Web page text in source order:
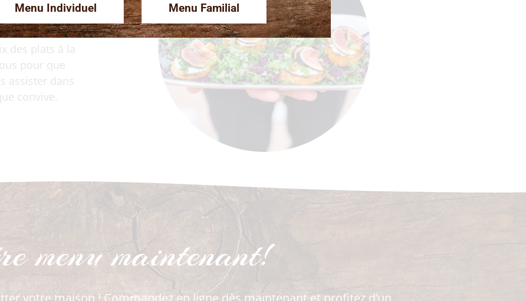
tout comme
de traiteur
des plats à la
pour que
assister dans
convive.
menu maintenant!
Menu Individuel Menu Familial